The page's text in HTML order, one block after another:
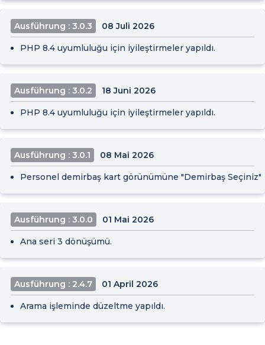
Ausführung : 3.0.3 08 Juli 2026
PHP 8.4 uyumluluğu için iyileştirmeler yapıldı.
Ausführung : 3.0.2 18 Juni 2026
PHP 8.4 uyumluluğu için iyileştirmeler yapıldı.
Ausführung : 3.0.1 08 Mai 2026
Personel demirbaş kart görünümüne "Demirbaş
Ausführung : 3.0.0 01 Mai 2026
Ana seri 3 dönüşümü.
Ausführung : 2.4.7 01 April 2026
Arama işleminde düzeltme yapıldı.